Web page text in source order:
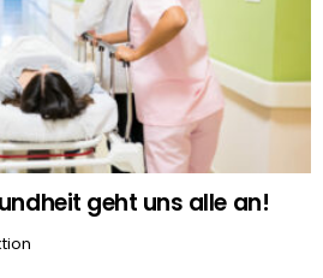
geht uns alle an!